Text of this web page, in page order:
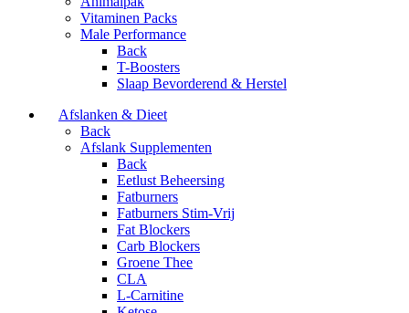
Vitaminen Packs
Male Performance
Back
T-Boosters
Slaap Bevorderend & Herstel
Afslanken & Dieet
Back
Afslank Supplementen
Back
Eetlust Beheersing
Fatburners
Fatburners Stim-Vrij
Fat Blockers
Carb Blockers
Groene Thee
CLA
L-Carnitine